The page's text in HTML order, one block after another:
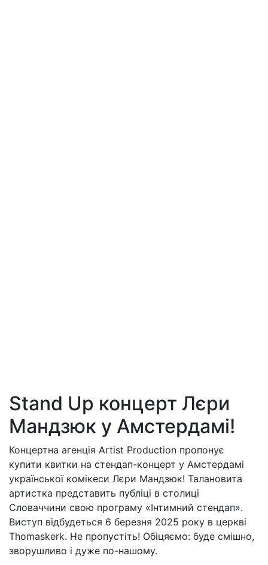
Stand Up концерт Лєри
Мандзюк у Амстердамі!
Концертна агенція Artist Production пропонує
купити квитки на стендап-концерт у Амстердамі
української комікеси Лєри Мандзюк! Талановита
артистка представить публіці в столиці
Словаччини свою програму «Інтимний стендап».
Виступ відбудеться 6 березня 2025 року в церкві
Thomaskerk. Не пропустіть! Обіцяємо: буде смішно,
зворушливо і дуже по-нашому.